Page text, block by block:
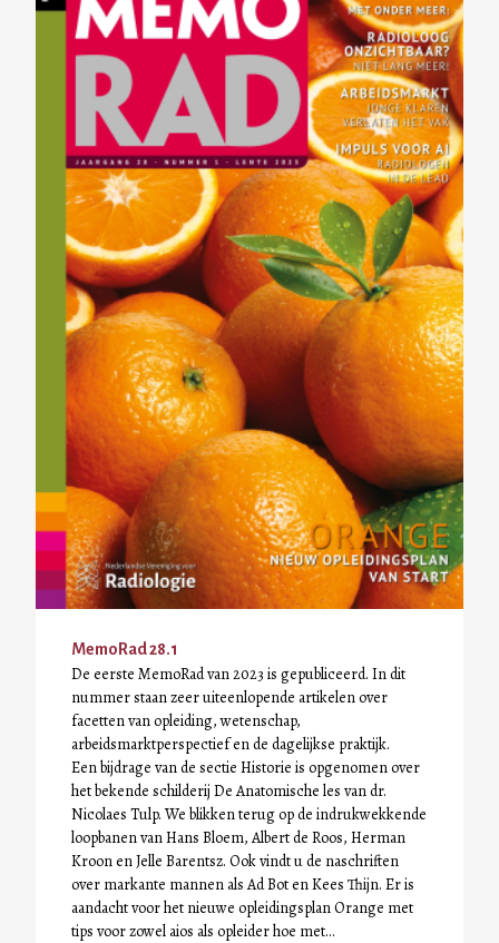
MemoRad 28.1
De eerste MemoRad van 2023 is gepubliceerd. In dit
nummer staan zeer uiteenlopende artikelen over
facetten van opleiding, wetenschap,
arbeidsmarktperspectief en de dagelijkse praktijk.
Een bijdrage van de sectie Historie is opgenomen over
het bekende schilderij De Anatomische les van dr.
Nicolaes Tulp. We blikken terug op de indrukwekkende
loopbanen van Hans Bloem, Albert de Roos, Herman
Kroon en Jelle Barentsz. Ook vindt u de naschriften
over markante mannen als Ad Bot en Kees Thijn. Er is
aandacht voor het nieuwe opleidingsplan Orange met
tips voor zowel aios als opleider hoe met…